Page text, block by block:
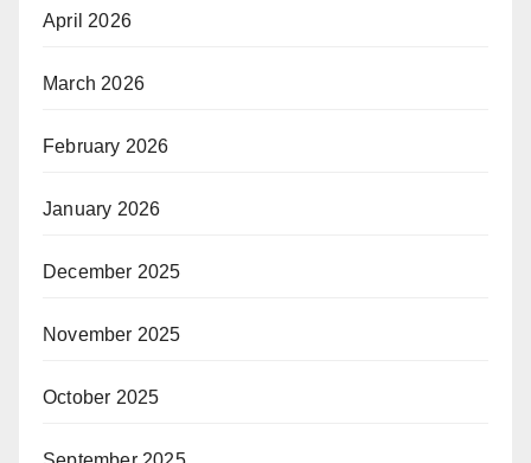
April 2026
March 2026
February 2026
January 2026
December 2025
November 2025
October 2025